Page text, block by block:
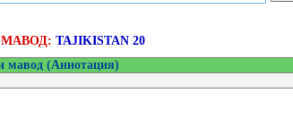
TAJIKISTAN 20
мавод (Аннотация)